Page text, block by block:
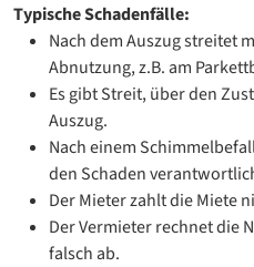
Typische Schadenfälle:
Nach dem Auszug streitet
Abnutzung, z.B. am
Es gibt Streit, über den
Auszug.
Nach einem
den Schaden
Der Mieter zahlt die Miete
Der Vermieter rechnet die
falsch ab.